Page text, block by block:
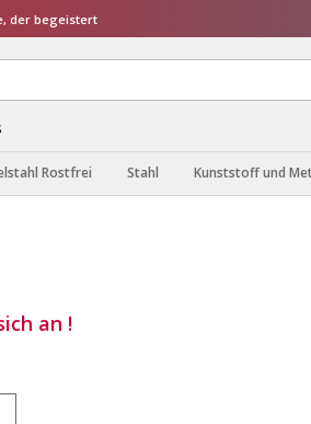
der begeistert
Rostfrei Stahl Kunststoff und
an !